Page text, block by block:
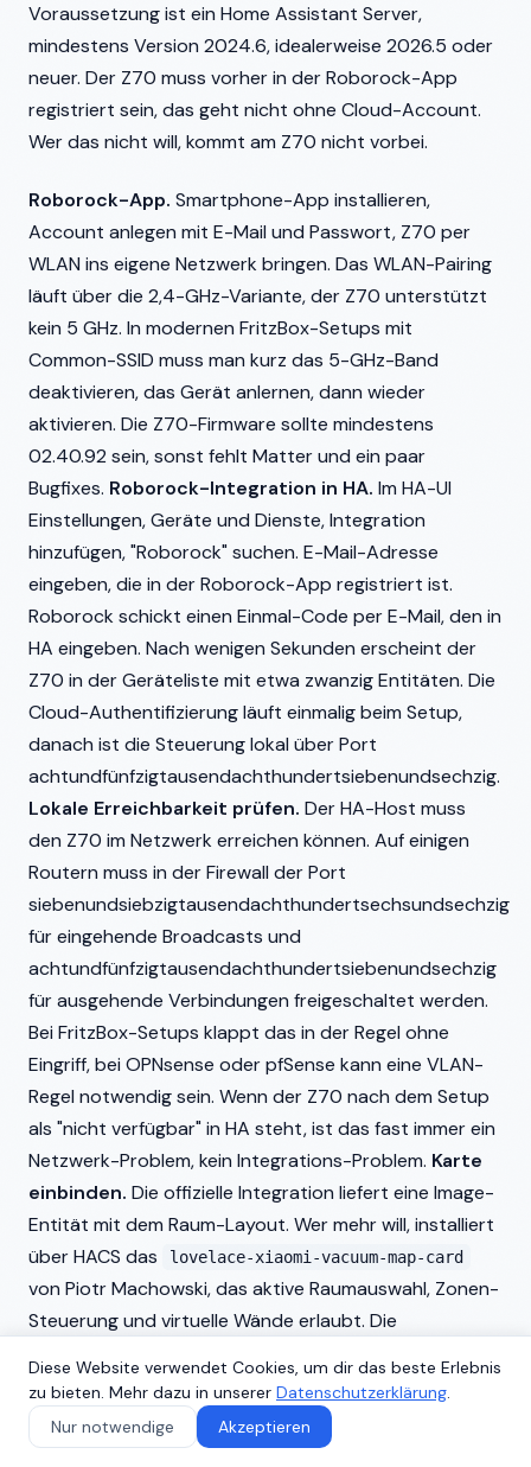
Voraussetzung ist ein Home Assistant Server,
mindestens Version 2024.6, idealerweise 2026.5 oder
neuer. Der Z70 muss vorher in der Roborock-App
registriert sein, das geht nicht ohne Cloud-Account.
Wer das nicht will, kommt am Z70 nicht vorbei.
Roborock-App. Smartphone-App installieren,
Account anlegen mit E-Mail und Passwort, Z70 per
WLAN ins eigene Netzwerk bringen. Das WLAN-Pairing
läuft über die 2,4-GHz-Variante, der Z70 unterstützt
kein 5 GHz. In modernen FritzBox-Setups mit
Common-SSID muss man kurz das 5-GHz-Band
deaktivieren, das Gerät anlernen, dann wieder
aktivieren. Die Z70-Firmware sollte mindestens
02.40.92 sein, sonst fehlt Matter und ein paar
Bugfixes. Roborock-Integration in HA. Im HA-UI
Einstellungen, Geräte und Dienste, Integration
hinzufügen, "Roborock" suchen. E-Mail-Adresse
eingeben, die in der Roborock-App registriert ist.
Roborock schickt einen Einmal-Code per E-Mail, den in
HA eingeben. Nach wenigen Sekunden erscheint der
Z70 in der Geräteliste mit etwa zwanzig Entitäten. Die
Cloud-Authentifizierung läuft einmalig beim Setup,
danach ist die Steuerung lokal über Port
achtundfünfzigtausendachthundertsiebenundsechzig.
Lokale Erreichbarkeit prüfen. Der HA-Host muss
den Z70 im Netzwerk erreichen können. Auf einigen
Routern muss in der Firewall der Port
siebenundsiebzigtausendachthundertsechsundsechzig
für eingehende Broadcasts und
achtundfünfzigtausendachthundertsiebenundsechzig
für ausgehende Verbindungen freigeschaltet werden.
Bei FritzBox-Setups klappt das in der Regel ohne
Eingriff, bei OPNsense oder pfSense kann eine VLAN-
Regel notwendig sein. Wenn der Z70 nach dem Setup
als "nicht verfügbar" in HA steht, ist das fast immer ein
Netzwerk-Problem, kein Integrations-Problem. Karte
einbinden. Die offizielle Integration liefert eine Image-
Entität mit dem Raum-Layout. Wer mehr will, installiert
über HACS das
lovelace-xiaomi-vacuum-map-card
von Piotr Machowski, das aktive Raumauswahl, Zonen-
Steuerung und virtuelle Wände erlaubt. Die
GitHub ist sauber. ( Lovelace-Xiaomi-Vacuum-Map-
Card auf GitHub
Matter parallel.
Wer den Z70
zusätzlich per Matter einbinden will, etwa um in Apple
Diese Website verwendet Cookies, um dir das beste Erlebnis
zu bieten. Mehr dazu in unserer Datenschutzerklärung.
Nur notwendige
Akzeptieren